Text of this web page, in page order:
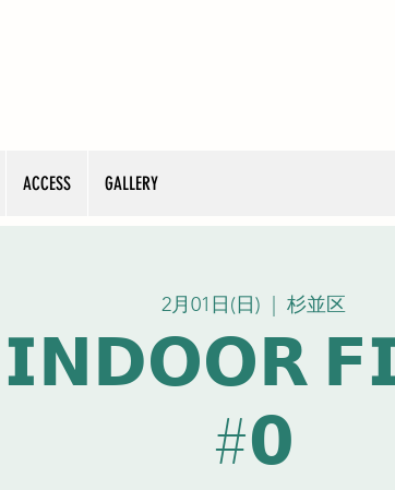
ACCESS GALLERY
2月01日(日)
  |
杉並区
𝗜𝗡𝗗𝗢𝗢𝗥
#𝟬